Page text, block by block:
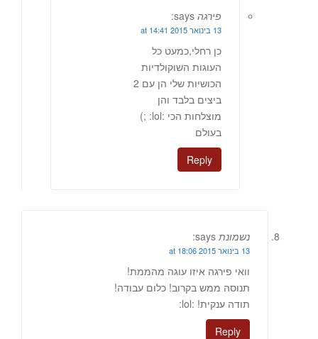
פירגה says:
13 בינואר 2015 at 14:41
כן רחלי,כמעט כל
העוגות השוקולדיות
הכושיות שלי הן עם 2
ביצים בלבד והן
מוצלחות הכי :lol: ;)
בעולם
Reply
נשמונת says:
13 בינואר 2015 at 18:06
וואי פירגה איזו עוגה מהממת!
תנוסה ממש בקרוב! כלום עבודה!
תודה ענקית! :lol:
Reply